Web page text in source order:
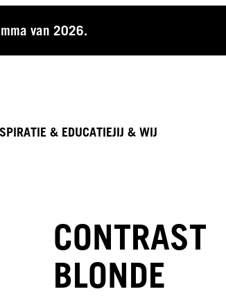
van 2026.
& EDUCATIEJIJ & WIJ
CONTRAST
BLONDE